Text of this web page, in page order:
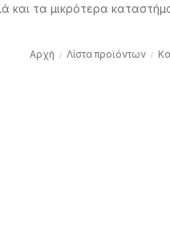
τα μικρότερα
Αρχή Λίστα προϊόντων